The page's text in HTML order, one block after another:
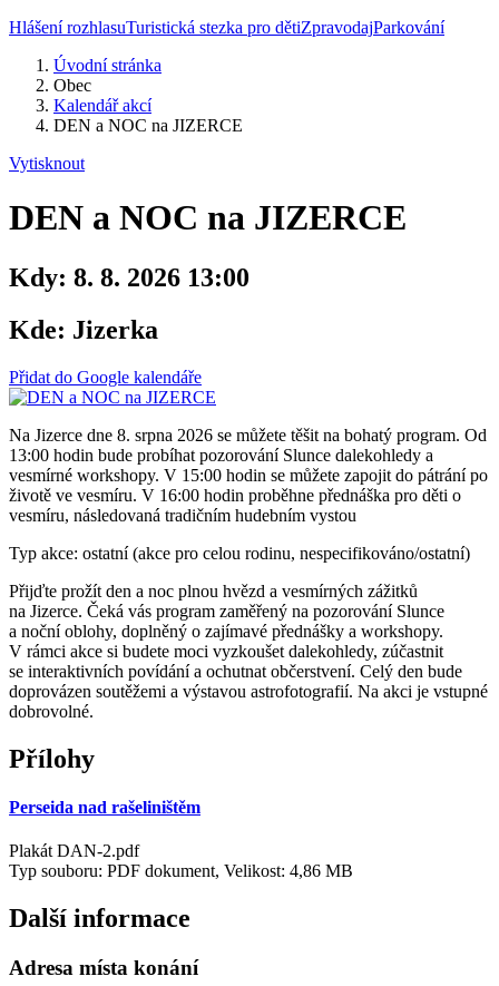
Hlášení rozhlasuTuristická stezka pro dětiZpravodajParkování
Úvodní stránka
Obec
Kalendář akcí
DEN a NOC na JIZERCE
Vytisknout
DEN a NOC na JIZERCE
Kdy: 8. 8. 2026 13:00
Kde: Jizerka
Přidat do Google kalendáře
Na Jizerce dne 8. srpna 2026 se můžete těšit na bohatý program. Od
13:00 hodin bude probíhat pozorování Slunce dalekohledy a
vesmírné workshopy. V 15:00 hodin se můžete zapojit do pátrání po
životě ve vesmíru. V 16:00 hodin proběhne přednáška pro děti o
vesmíru, následovaná tradičním hudebním vystou
Typ akce: ostatní (akce pro celou rodinu, nespecifikováno/ostatní)
Přijďte prožít den a noc plnou hvězd a vesmírných zážitků
na Jizerce. Čeká vás program zaměřený na pozorování Slunce
a noční oblohy, doplněný o zajímavé přednášky a workshopy.
V rámci akce si budete moci vyzkoušet dalekohledy, zúčastnit
se interaktivních povídání a ochutnat občerstvení. Celý den bude
doprovázen soutěžemi a výstavou astrofotografií. Na akci je vstupné
dobrovolné.
Přílohy
Perseida nad rašeliništěm
Plakát DAN-2.pdf
Typ souboru: PDF dokument, Velikost: 4,86 MB
Další informace
Adresa místa konání